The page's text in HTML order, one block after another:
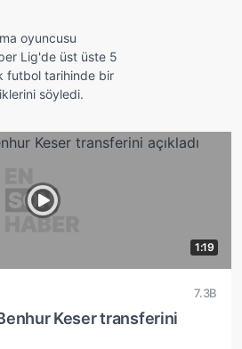
oyuncusu
Lig'de üst üste 5
futbol tarihinde bir
söyledi.
1:19
7.3B
Keser transferini